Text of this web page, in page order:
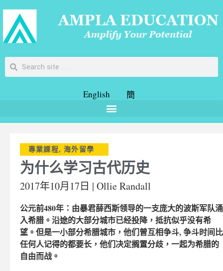
English 簡
專業課程,海外留學
为什么学习古代历史
2017年10月17日 | Ollie Randall
公元前480年：由暴君薛西斯领导的一支庞大的波斯军队涌
入希腊。沿途的大部分城市已经投降，抵抗似乎没有希
望。但是一小部分希腊城市，他们曾互相争斗, 争斗时间比
任何人记得的都要长，他们决定搁置分歧，一起为希腊的
自由而战。